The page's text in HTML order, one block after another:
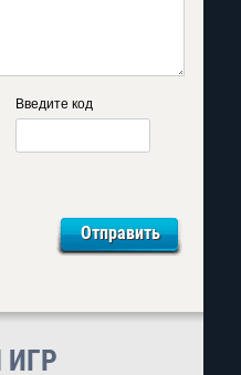
Введите код
ИГР